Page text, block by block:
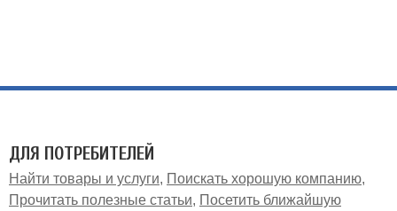
ДЛЯ ПОТРЕБИТЕЛЕЙ
Найти товары и услуги
Поискать хорошую компанию
Прочитать полезные статьи
Посетить ближайшую